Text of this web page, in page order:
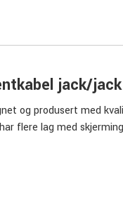
jack/
og produsert med
flere lag med
høyde i flettet stoff
etter gig, låter bra og